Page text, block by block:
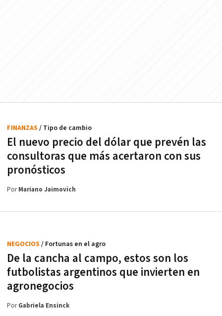
El nuevo precio del dólar que prevén las
consultoras que más acertaron con sus
pronósticos
FINANZAS / Tipo de cambio
PorMariano Jaimovich
De la cancha al campo, estos son los
futbolistas argentinos que invierten en
agronegocios
NEGOCIOS / Fortunas en el agro
PorGabriela Ensinck